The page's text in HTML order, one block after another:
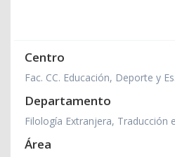
Centro
Fac. CC. Educación, Deporte y
Departamento
Filología Extranjera, Traducción
Área